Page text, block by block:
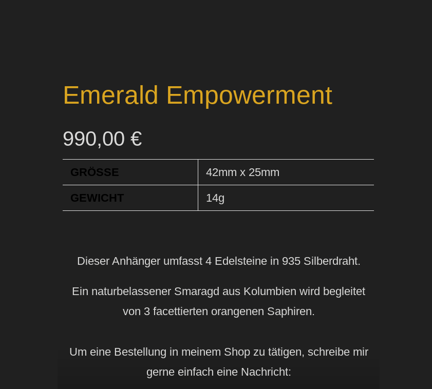
Emerald Empowerment
990,00€
GRÖSSE
42mm x 25mm
GEWICHT
14g
Dieser Anhänger umfasst 4 Edelsteine in 935 Silberdraht.
Ein naturbelassener Smaragd aus Kolumbien wird begleitet
von 3 facettierten orangenen Saphiren.
Um eine Bestellung in meinem Shop zu tätigen, schreibe mir
gerne einfach eine Nachricht: